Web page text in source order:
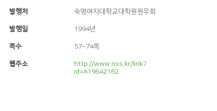
발행처 숙명여자대학교대학원원우회
발행일 1994년
쪽수 57~74쪽
웹주소
http://www.riss.kr/link?
id=A19642162